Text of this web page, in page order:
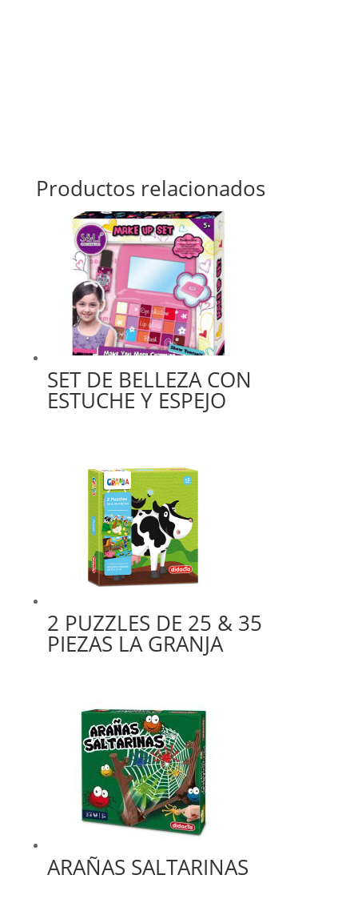
Productos relacionados
SET DE BELLEZA CON
ESTUCHE Y ESPEJO
2 PUZZLES DE 25 & 35
PIEZAS LA GRANJA
ARAÑAS SALTARINAS